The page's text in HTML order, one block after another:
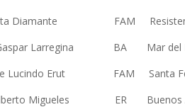
Diamante FAM
Larregina BA Mar del
Erut FAM Santa
Migueles ER Buenos